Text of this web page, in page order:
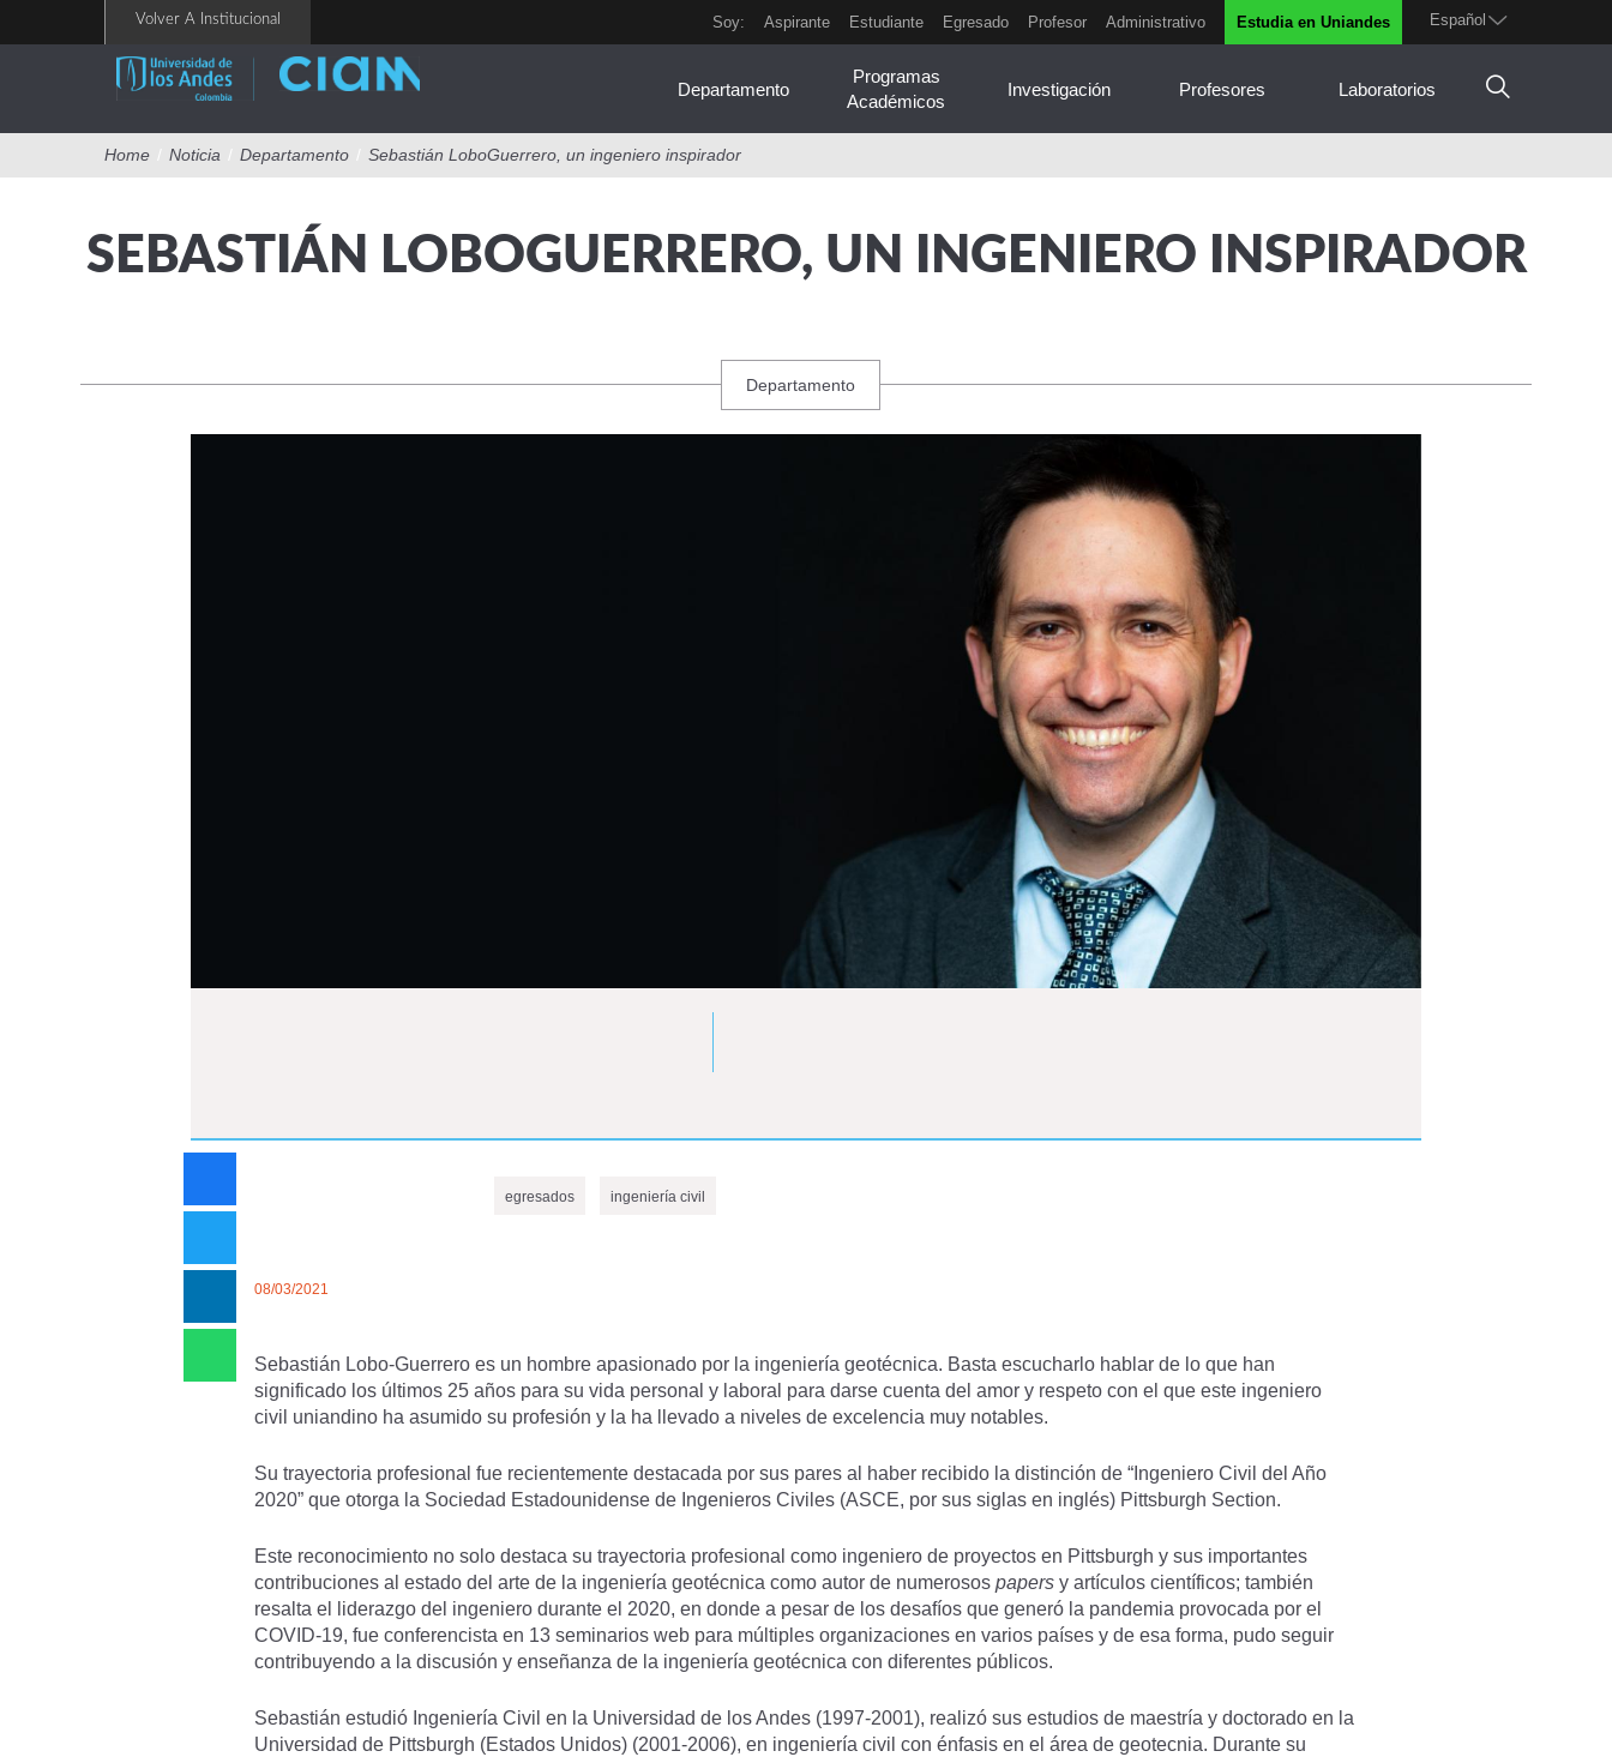
Español
Soy: Aspirante Estudiante Egresado Profesor Administrativo Estudia en Uniandes
Volver A Institucional
Departamento
Programas
Académicos
Investigación Profesores Laboratorios
Home / Noticia / Departamento / Sebastián LoboGuerrero, un ingeniero inspirador
SEBASTIÁN LOBOGUERRERO, UN INGENIERO INSPIRADOR
Departamento
egresados ingeniería civil
08/03/2021
Sebastián Lobo-Guerrero es un hombre apasionado por la ingeniería geotécnica. Basta escucharlo hablar de lo que han
significado los últimos 25 años para su vida personal y laboral para darse cuenta del amor y respeto con el que este ingeniero
civil uniandino ha asumido su profesión y la ha llevado a niveles de excelencia muy notables.
Su trayectoria profesional fue recientemente destacada por sus pares al haber recibido la distinción de “Ingeniero Civil del Año
2020” que otorga la Sociedad Estadounidense de Ingenieros Civiles (ASCE, por sus siglas en inglés) Pittsburgh Section.
Este reconocimiento no solo destaca su trayectoria profesional como ingeniero de proyectos en Pittsburgh y sus importantes
contribuciones al estado del arte de la ingeniería geotécnica como autor de numerosos papers y artículos científicos; también
resalta el liderazgo del ingeniero durante el 2020, en donde a pesar de los desafíos que generó la pandemia provocada por el
COVID-19, fue conferencista en 13 seminarios web para múltiples organizaciones en varios países y de esa forma, pudo seguir
contribuyendo a la discusión y enseñanza de la ingeniería geotécnica con diferentes públicos.
Sebastián estudió Ingeniería Civil en la Universidad de los Andes (1997-2001), realizó sus estudios de maestría y doctorado en la
Universidad de Pittsburgh (Estados Unidos) (2001-2006), en ingeniería civil con énfasis en el área de geotecnia. Durante su